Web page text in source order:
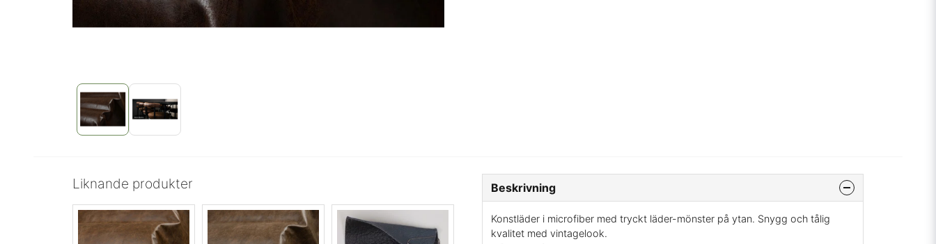
Liknande produkter Beskrivning
Konstläder i microfiber med tryckt läder-mönster på ytan. Snygg och tålig
kvalitet med vintagelook.